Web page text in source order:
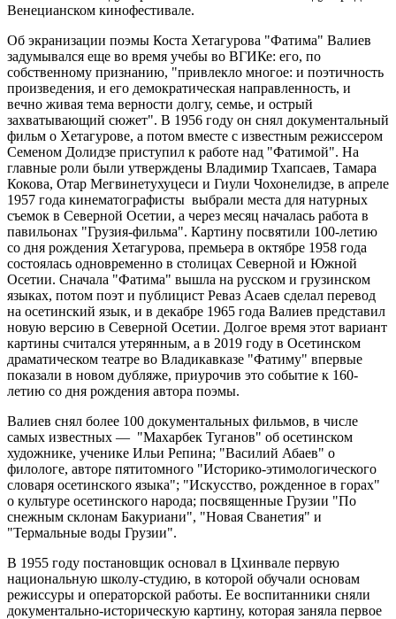
Венецианском кинофестивале.
Об экранизации поэмы Коста Хетагурова "Фатима" Валиев
задумывался еще во время учебы во ВГИКе: его, по
собственному признанию, "привлекло многое: и поэтичность
произведения, и его демократическая направленность, и
вечно живая тема верности долгу, семье, и острый
захватывающий сюжет". В 1956 году он снял документальный
фильм о Хетагурове, а потом вместе с известным режиссером
Семеном Долидзе приступил к работе над "Фатимой". На
главные роли были утверждены Владимир Тхапсаев, Тамара
Кокова, Отар Мегвинетухуцеси и Гиули Чохонелидзе, в апреле
1957 года кинематографисты выбрали места для натурных
съемок в Северной Осетии, а через месяц началась работа в
павильонах "Грузия-фильма". Картину посвятили 100-летию
со дня рождения Хетагурова, премьера в октябре 1958 года
состоялась одновременно в столицах Северной и Южной
Осетии. Сначала "Фатима" вышла на русском и грузинском
языках, потом поэт и публицист Реваз Асаев сделал перевод
на осетинский язык, и в декабре 1965 года Валиев представил
новую версию в Северной Осетии. Долгое время этот вариант
картины считался утерянным, а в 2019 году в Осетинском
драматическом театре во Владикавказе "Фатиму" впервые
показали в новом дубляже, приурочив это событие к 160-
летию со дня рождения автора поэмы.
Валиев снял более 100 документальных фильмов, в числе
самых известных — "Махарбек Туганов" об осетинском
художнике, ученике Ильи Репина; "Василий Абаев" о
филологе, авторе пятитомного "Историко-этимологического
словаря осетинского языка"; "Искусство, рожденное в горах"
о культуре осетинского народа; посвященные Грузии "По
снежным склонам Бакуриани", "Новая Сванетия" и
"Термальные воды Грузии".
В 1955 году постановщик основал в Цхинвале первую
национальную школу-студию, в которой обучали основам
режиссуры и операторской работы. Ее воспитанники сняли
документально-историческую картину, которая заняла первое